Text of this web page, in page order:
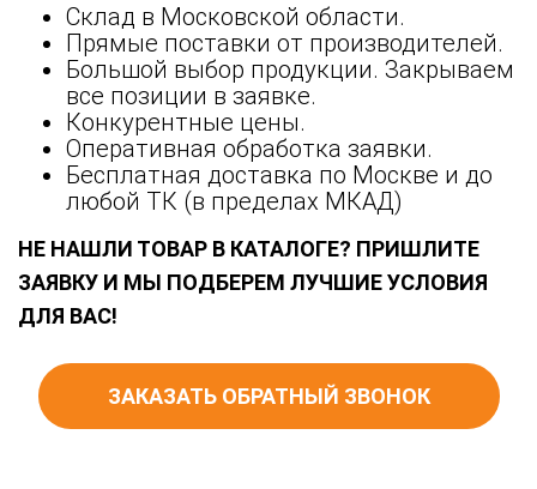
Склад в Московской области.
Прямые поставки от производителей.
Большой выбор продукции. Закрываем
все позиции в заявке.
Конкурентные цены.
Оперативная обработка заявки.
Бесплатная доставка по Москве и до
любой ТК (в пределах МКАД)
НЕ НАШЛИ ТОВАР В КАТАЛОГЕ? ПРИШЛИТЕ
ЗАЯВКУ И МЫ ПОДБЕРЕМ ЛУЧШИЕ УСЛОВИЯ
ДЛЯ ВАС!
ЗАКАЗАТЬ ОБРАТНЫЙ ЗВОНОК